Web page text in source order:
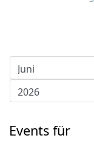
Events für